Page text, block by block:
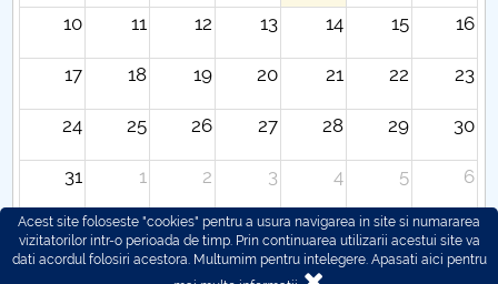
10 11 12 13 14 15 16
17 18 19 20 21 22 23
24 25 26 27 28 29 30
31 1 2 3 4 5 6
Acest site foloseste "cookies" pentru a usura navigarea in site si numararea
vizitatorilor intr-o perioada de timp. Prin continuarea utilizarii acestui site va
dati acordul folosiri acestora. Multumim pentru intelegere. Apasati aici pentru